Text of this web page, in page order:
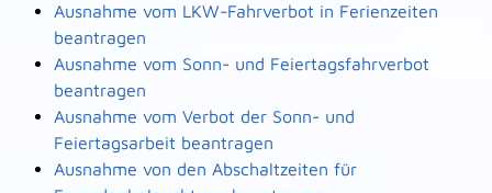
Ausnahme vom LKW-Fahrverbot in Ferienzeiten
beantragen
Ausnahme vom Sonn- und Feiertagsfahrverbot
beantragen
Ausnahme vom Verbot der Sonn- und
Feiertagsarbeit beantragen
Ausnahme von den Abschaltzeiten für